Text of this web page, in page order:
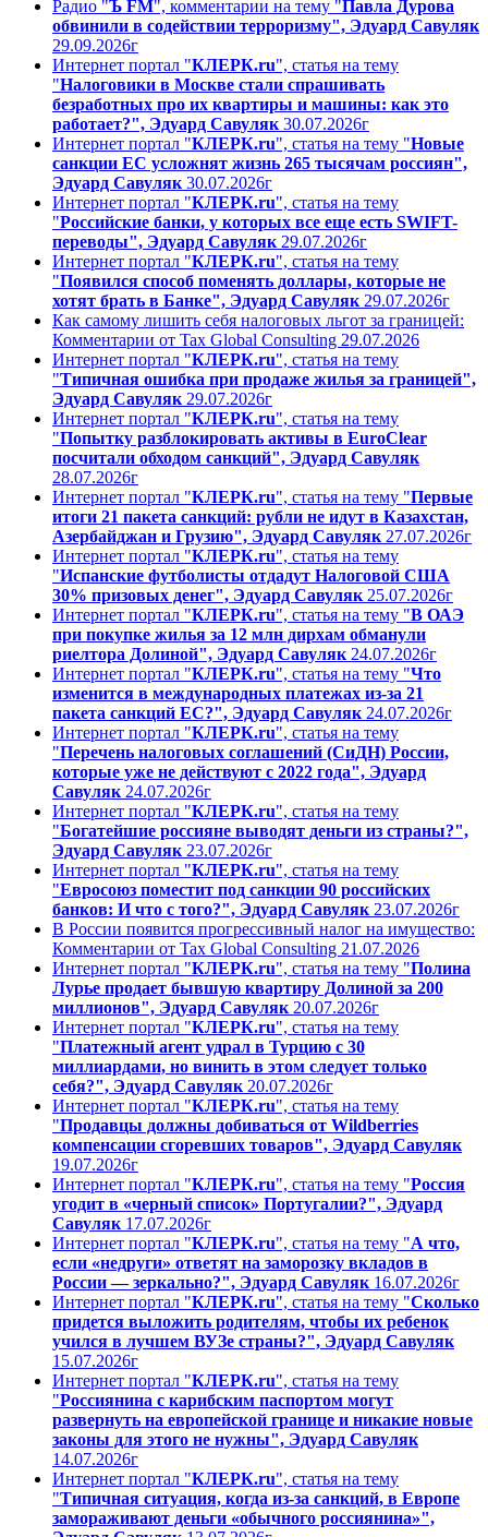
Радио "Ъ FM", комментарии на тему "Павла Дурова
обвинили в содействии терроризму", Эдуард Савуляк
29.09.2026г
Интернет портал "КЛЕРК.ru", статья на тему
"Налоговики в Москве стали спрашивать
безработных про их квартиры и машины: как это
работает?", Эдуард Савуляк 30.07.2026г
Интернет портал "КЛЕРК.ru", статья на тему "Новые
санкции ЕС усложнят жизнь 265 тысячам россиян",
Эдуард Савуляк 30.07.2026г
Интернет портал "КЛЕРК.ru", статья на тему
"Российские банки, у которых все еще есть SWIFT-
переводы", Эдуард Савуляк 29.07.2026г
Интернет портал "КЛЕРК.ru", статья на тему
"Появился способ поменять доллары, которые не
хотят брать в Банке", Эдуард Савуляк 29.07.2026г
Как самому лишить себя налоговых льгот за границей:
Комментарии от Tax Global Consulting 29.07.2026
Интернет портал "КЛЕРК.ru", статья на тему
"Типичная ошибка при продаже жилья за границей",
Эдуард Савуляк 29.07.2026г
Интернет портал "КЛЕРК.ru", статья на тему
"Попытку разблокировать активы в EuroClear
посчитали обходом санкций", Эдуард Савуляк
28.07.2026г
Интернет портал "КЛЕРК.ru", статья на тему "Первые
итоги 21 пакета санкций: рубли не идут в Казахстан,
Азербайджан и Грузию", Эдуард Савуляк 27.07.2026г
Интернет портал "КЛЕРК.ru", статья на тему
"Испанские футболисты отдадут Налоговой США
30% призовых денег", Эдуард Савуляк 25.07.2026г
Интернет портал "КЛЕРК.ru", статья на тему "В ОАЭ
при покупке жилья за 12 млн дирхам обманули
риелтора Долиной", Эдуард Савуляк 24.07.2026г
Интернет портал "КЛЕРК.ru", статья на тему "Что
изменится в международных платежах из-за 21
пакета санкций ЕС?", Эдуард Савуляк 24.07.2026г
Интернет портал "КЛЕРК.ru", статья на тему
"Перечень налоговых соглашений (СиДН) России,
которые уже не действуют с 2022 года", Эдуард
Савуляк 24.07.2026г
Интернет портал "КЛЕРК.ru", статья на тему
"Богатейшие россияне выводят деньги из страны?",
Эдуард Савуляк 23.07.2026г
Интернет портал "КЛЕРК.ru", статья на тему
"Евросоюз поместит под санкции 90 российских
банков: И что с того?", Эдуард Савуляк 23.07.2026г
В России появится прогрессивный налог на имущество:
Комментарии от Tax Global Consulting 21.07.2026
Интернет портал "КЛЕРК.ru", статья на тему "Полина
Лурье продает бывшую квартиру Долиной за 200
миллионов", Эдуард Савуляк 20.07.2026г
Интернет портал "КЛЕРК.ru", статья на тему
"Платежный агент удрал в Турцию с 30
миллиардами, но винить в этом следует только
себя?", Эдуард Савуляк 20.07.2026г
Интернет портал "КЛЕРК.ru", статья на тему
"Продавцы должны добиваться от Wildberries
компенсации сгоревших товаров", Эдуард Савуляк
19.07.2026г
Интернет портал "КЛЕРК.ru", статья на тему "Россия
угодит в «черный список» Португалии?", Эдуард
Савуляк 17.07.2026г
Интернет портал "КЛЕРК.ru", статья на тему "А что,
если «недруги» ответят на заморозку вкладов в
России — зеркально?", Эдуард Савуляк 16.07.2026г
Интернет портал "КЛЕРК.ru", статья на тему "Сколько
придется выложить родителям, чтобы их ребенок
учился в лучшем ВУЗе страны?", Эдуард Савуляк
15.07.2026г
Интернет портал "КЛЕРК.ru", статья на тему
"Россиянина с карибским паспортом могут
развернуть на европейской границе и никакие новые
законы для этого не нужны", Эдуард Савуляк
14.07.2026г
Интернет портал "КЛЕРК.ru", статья на тему
"Типичная ситуация, когда из-за санкций, в Европе
замораживают деньги «обычного россиянина»",